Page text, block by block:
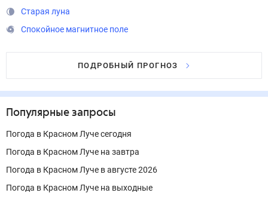
Старая луна
Спокойное магнитное поле
ПОДРОБНЫЙ ПРОГНОЗ
Популярные запросы
Погода в Красном Луче сегодня
Погода в Красном Луче на завтра
Погода в Красном Луче в августе 2026
Погода в Красном Луче на выходные